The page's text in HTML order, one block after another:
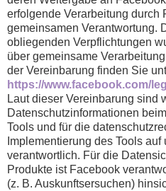
erfolgende Verarbeitung durch
gemeinsamen Verantwortung.
obliegenden Verpflichtungen
über gemeinsame
der Vereinbarung finden Sie
https://www.facebook.com/
Laut dieser Vereinbarung sind
Datenschutzinformationen
Tools und für die
Implementierung des Tools
verantwortlich. Für die
Produkte ist Facebook
(z. B. Auskunftsersuchen)